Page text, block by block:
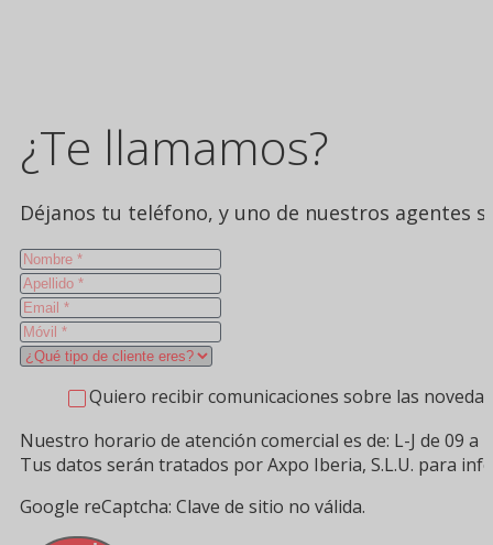
¿Te llamamos?
Déjanos tu teléfono, y uno de nuestros agentes
Quiero recibir comunicaciones sobre las
Nuestro horario de atención comercial es de: L-J de 09 a
Tus datos serán tratados por Axpo Iberia, S.L.U. para
Google reCaptcha: Clave de sitio no válida.